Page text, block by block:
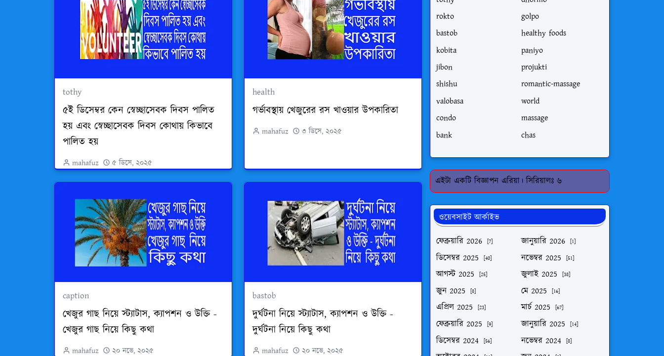
tothy
৫ই ডিসেম্বর কেন স্বেচ্ছাসেবক দিবস পালিত
হয় এবং স্বেচ্ছাসেবক দিবস কোথায় কিভাবে
পালিত হয়
mahafuz ৫ ডিসে, ২০২৫
health
গর্ভাবস্থায় খেজুরের রস খাওয়ার উপকারিতা
mahafuz ৩ ডিসে, ২০২৫
caption
খেজুর গাছ নিয়ে স্ট্যাটাস, ক্যাপশন ও উক্তি -
খেজুর গাছ নিয়ে কিছু কথা
mahafuz ২০ নভে, ২০২৫
bastob
দুর্ঘটনা নিয়ে স্ট্যাটাস, ক্যাপশন ও উক্তি -
দুর্ঘটনা নিয়ে কিছু কথা
mahafuz ২০ নভে, ২০২৫
rokto
golpo
bastob
healthy foods
kobita
paniyo
jibon
projukti
shishu
romantic-massage
valobasa
world
condo
massage
bank
chas
এইটা একটি বিজ্ঞাপন এরিয়া। সিরিয়ালঃ ৬
ওয়েবসাইট আর্কাইভ
ফেব্রুয়ারি 2026
[7] জানুয়ারি 2026 [1]
ডিসেম্বর 2025 [40] নভেম্বর 2025 [51]
আগস্ট 2025 [25] জুলাই 2025 [38]
জুন 2025 [8] মে 2025 [16]
এপ্রিল 2025 [23] মার্চ 2025 [67]
ফেব্রুয়ারি 2025 [9] জানুয়ারি 2025 [14]
ডিসেম্বর 2024 [56] নভেম্বর 2024 [8]